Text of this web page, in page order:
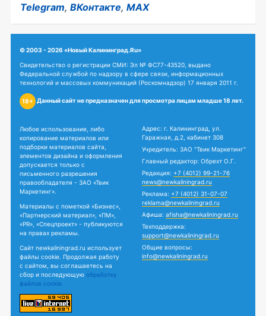
Telegram, ВКонтакте, MAX
© 2003 - 2026 «Новый Калининград.Ru»
Свидетельство о регистрации СМИ: Эл № ФС77-43520, выдано
Федеральной службой по надзору в сфере связи, информационных
технологий и массовых коммуникаций (Роскомнадзор) 17 января 2011 г.
18+ Данный сайт не предназначен для просмотра лицам младше 18 лет.
Любое использование, либо
копирование материалов или
подборки материалов сайта,
элементов дизайна и оформления
допускается только с
письменного разрешения
правообладателя - ЗАО «Твик
Маркетинг».
Материалы с пометкой «Бизнес»,
«Партнерский материал», «ПМ»,
«PR», «Спецпроект» - публикуются
на правах рекламы.
Сайт newkaliningrad.ru использует
файлы cookie. Продолжая работу
с сайтом, вы соглашаетесь на
сбор и последующую обработку
файлов cookie.
Адрес: г. Калининград, ул.
Гаражная, д.2, кабинет 308
Учредитель: ЗАО "Твик Маркетинг"
Главный редактор: Обрехт О.Г.
Редакция: +7 (4012) 99-21-76
news@newkaliningrad.ru
Реклама: +7 (4012) 31-07-07
reklama@newkaliningrad.ru
Афиша: afisha@newkaliningrad.ru
Техподдержка:
support@newkaliningrad.ru
Общие вопросы:
info@newkaliningrad.ru